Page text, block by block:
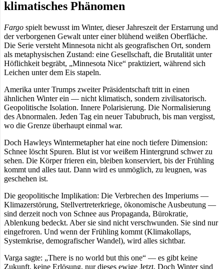
klimatisches Phänomen
Fargo spielt bewusst im Winter, dieser Jahreszeit der Erstarrung und
der verborgenen Gewalt unter einer blühend weißen Oberfläche.
Die Serie versteht Minnesota nicht als geografischen Ort, sondern
als metaphysischen Zustand: eine Gesellschaft, die Brutalität unter
Höflichkeit begräbt, „Minnesota Nice“ praktiziert, während sich
Leichen unter dem Eis stapeln.
Amerika unter Trumps zweiter Präsidentschaft tritt in einen
ähnlichen Winter ein — nicht klimatisch, sondern zivilisatorisch.
Geopolitische Isolation. Innere Polarisierung. Die Normalisierung
des Abnormalen. Jeden Tag ein neuer Tabubruch, bis man vergisst,
wo die Grenze überhaupt einmal war.
Doch Hawleys Wintermetapher hat eine noch tiefere Dimension:
Schnee löscht Spuren. Blut ist vor weißem Hintergrund schwer zu
sehen. Die Körper frieren ein, bleiben konserviert, bis der Frühling
kommt und alles taut. Dann wird es unmöglich, zu leugnen, was
geschehen ist.
Die geopolitische Implikation: Die Verbrechen des Imperiums —
Klimazerstörung, Stellvertreterkriege, ökonomische Ausbeutung —
sind derzeit noch von Schnee aus Propaganda, Bürokratie,
Ablenkung bedeckt. Aber sie sind nicht verschwunden. Sie sind nur
eingefroren. Und wenn der Frühling kommt (Klimakollaps,
Systemkrise, demografischer Wandel), wird alles sichtbar.
Varga sagte: „There is no world but this one“ — es gibt keine
Zukunft, keine Erlösung, nur dieses ewige Jetzt. Doch Winter sind